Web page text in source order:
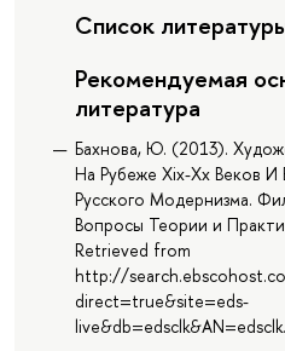
Список
Рекомендуемая
литература
Бахнова, Ю. (2013).
На Рубеже Xix-Xx Веков И
Русского Модернизма.
Вопросы Теории и
Retrieved from
http://
direct=true&site=eds-